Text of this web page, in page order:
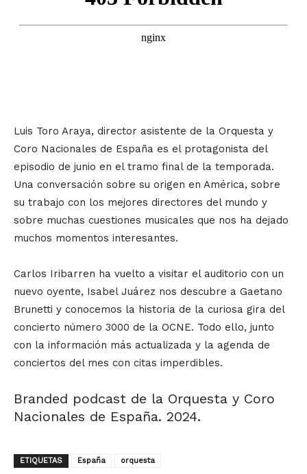
Luis Toro Araya, director asistente de la Orquesta y
Coro Nacionales de España es el protagonista del
episodio de junio en el tramo final de la temporada.
Una conversación sobre su origen en América, sobre
su trabajo con los mejores directores del mundo y
sobre muchas cuestiones musicales que nos ha dejado
muchos momentos interesantes.
Carlos Iribarren ha vuelto a visitar el auditorio con un
nuevo oyente, Isabel Juárez nos descubre a Gaetano
Brunetti y conocemos la historia de la curiosa gira del
concierto número 3000 de la OCNE. Todo ello, junto
con la información más actualizada y la agenda de
conciertos del mes con citas imperdibles.
Branded podcast de la Orquesta y Coro
Nacionales de España. 2024.
ETIQUETAS España orquesta